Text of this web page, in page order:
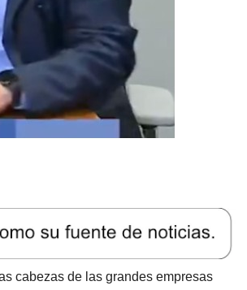
cabezas de las grandes empresas